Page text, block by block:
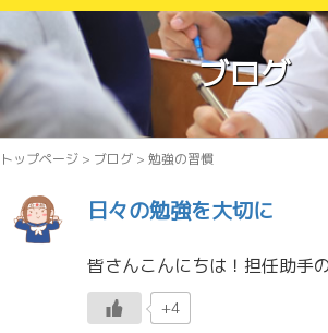
ブログ
トップページ > ブログ > 勉強の習慣
日々の勉強を大切に
皆さんこんにちは！担任助手
+4